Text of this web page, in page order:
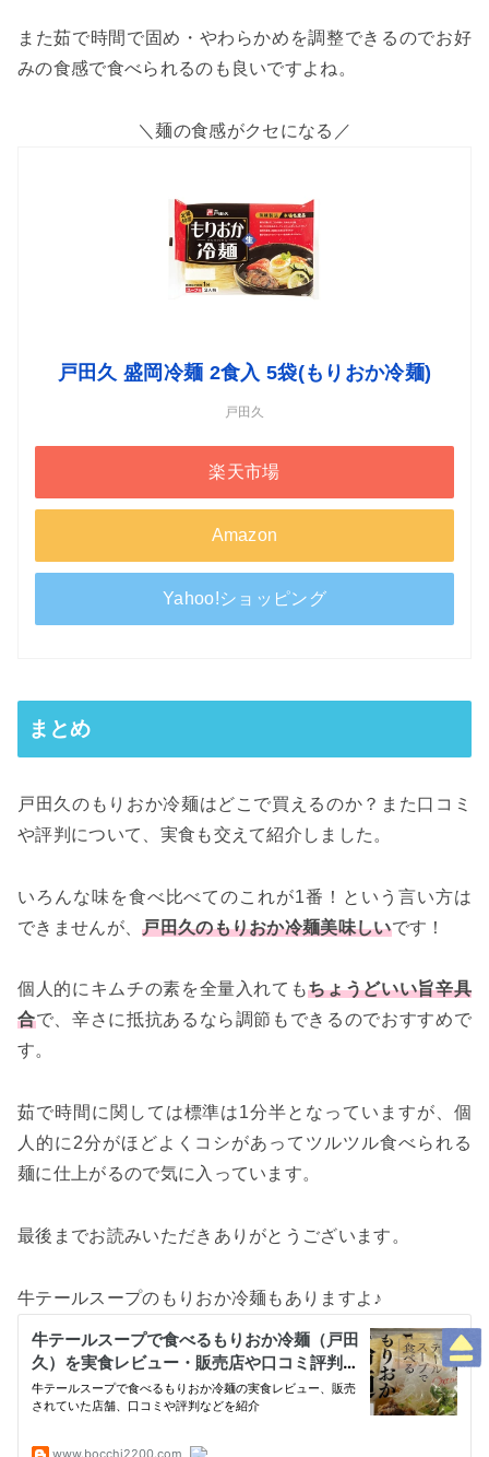
また茹で時間で固め・やわらかめを調整できるのでお好
みの食感で食べられるのも良いですよね。
＼麺の食感がクセになる／
戸田久 盛岡冷麺 2食入 5袋(もりおか冷麺)
戸田久
楽天市場
Amazon
Yahoo!ショッピング
まとめ
戸田久のもりおか冷麺はどこで買えるのか？また口コミ
や評判について、実食も交えて紹介しました。
いろんな味を食べ比べてのこれが1番！という言い方は
できませんが、戸田久のもりおか冷麺美味しいです！
個人的にキムチの素を全量入れてもちょうどいい旨辛具
合で、辛さに抵抗あるなら調節もできるのでおすすめで
す。
茹で時間に関しては標準は1分半となっていますが、個
人的に2分がほどよくコシがあってツルツル食べられる
麺に仕上がるので気に入っています。
最後までお読みいただきありがとうございます。
牛テールスープのもりおか冷麺もありますよ♪